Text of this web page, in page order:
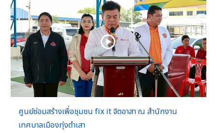
ศูนย์ซ่อมสร้างเพื่อชุมชน fix it จิตอาสา ณ สำนักงาน
เทศบาลเมืองทุ่งตำเสา